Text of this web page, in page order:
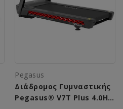
Pegasus
Διάδρομος Γυμναστικής
Pegasus® V7T Plus 4.0ΗΡ